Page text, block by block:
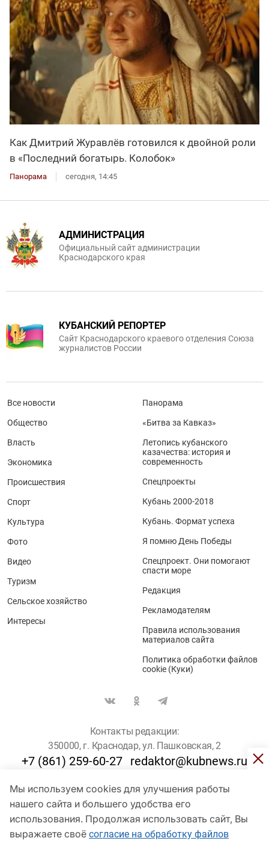
Как Дмитрий Журавлёв готовился к двойной роли
в «Последний богатырь. Колобок»
Панорама сегодня, 14:45
Мы используем cookies для улучшения работы
нашего сайта и большего удобства его
использования. Продолжая использовать сайт, Вы
выражаете своё согласие на обработку файлов
АДМИНИСТРАЦИЯ
Официальный сайт администрации
Краснодарского края
КУБАНСКИЙ РЕПОРТЕР
Сайт Краснодарского краевого отделения Союза
журналистов России
Все новости
Общество
Власть
Экономика
Происшествия
Спорт
Культура
Фото
Видео
Туризм
Сельское хозяйство
Интересы
Панорама
«Битва за Кавказ»
Летопись кубанского
казачества: история и
современность
Спецпроекты
Кубань 2000-2018
Кубань. Формат успеха
Я помню День Победы
Спецпроект. Они помогают
спасти море
Редакция
Рекламодателям
Правила использования
материалов сайта
Политика обработки файлов
cookie (Куки)
Контакты редакции:
350000, г. Краснодар, ул. Пашковская, 2
+7 (861) 259-60-27 redaktor@kubnews.ru
Для пользователей старше 16 лет
© Кубанские Новости, 2017
Сетевое издание «kubnews» зарегистрировано Федеральной